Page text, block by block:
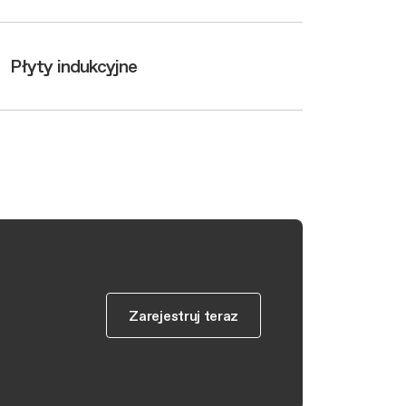
Płyty indukcyjne
Zarejestruj teraz
Zarejestruj teraz
Zarejestruj teraz